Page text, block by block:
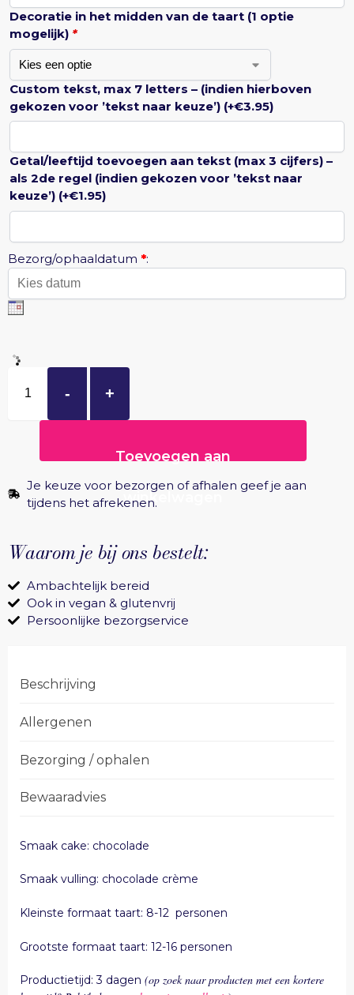
Decoratie in het midden van de taart (1 optie
mogelijk) *
Custom tekst, max 7 letters – (indien hierboven
gekozen voor ’tekst naar keuze’) (+€3.95)
Getal/leeftijd toevoegen aan tekst (max 3 cijfers) –
als 2de regel (indien gekozen voor ’tekst naar
keuze’) (+€1.95)
Bezorg/ophaaldatum *:
- +
Toevoegen aan
winkelwagen
Je keuze voor bezorgen of afhalen geef je aan
tijdens het afrekenen.
Waarom je bij ons bestelt:
Ambachtelijk bereid
Ook in vegan & glutenvrij
Persoonlijke bezorgservice
Beschrijving
Allergenen
Bezorging / ophalen
Bewaaradvies
Smaak cake: chocolade
Smaak vulling: chocolade crème
Kleinste formaat taart: 8-12 personen
Grootste formaat taart: 12-16 personen
Productietijd: 3 dagen (op zoek naar producten met een kortere